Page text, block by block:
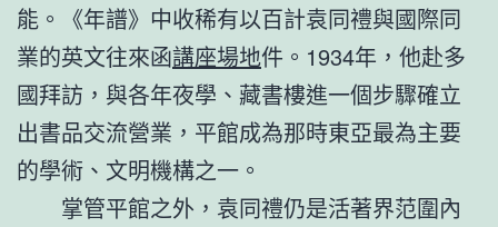
能。《年譜》中收稀有以百計袁同禮與國際同
業的英文往來函講座場地件。1934年，他赴多
國拜訪，與各年夜學、藏書樓進一個步驟確立
出書品交流營業，平館成為那時東亞最為主要
的學術、文明機構之一。
掌管平館之外，袁同禮仍是活著界范圍內